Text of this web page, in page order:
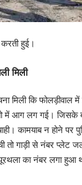
हुई।
मिली
मिली कि फोलड़ीवाल
में आग लग गई। जिसके
कामयाब न होने पर
तो गाड़ी से नंबर प्लेट
का नंबर लगा हुआ